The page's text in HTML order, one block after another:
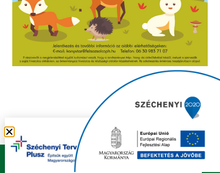
Copyright © 2021 FELSŐZSOLCA ÖNKORMÁNYZAT |
Készítette